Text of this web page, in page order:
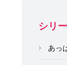
シリ
あっ